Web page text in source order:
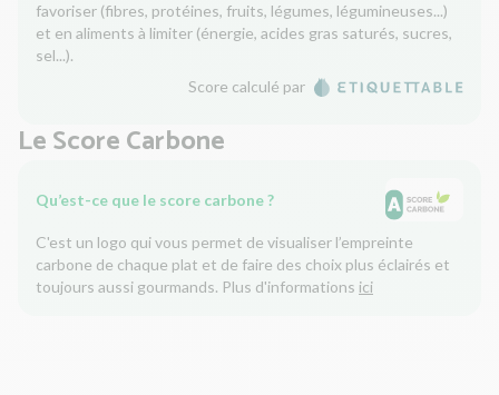
favoriser (fibres, protéines, fruits, légumes, légumineuses...)
et en aliments à limiter (énergie, acides gras saturés, sucres,
sel...).
Score calculé par
Le Score Carbone
Qu’est-ce que le score carbone ?
C'est un logo qui vous permet de visualiser l’empreinte
carbone de chaque plat et de faire des choix plus éclairés et
toujours aussi gourmands. Plus d'informations ici